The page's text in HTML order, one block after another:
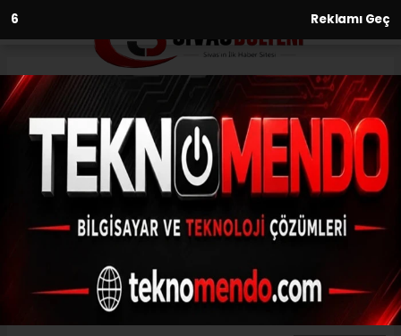
5 Reklamı Geç
Anasayfa
Polis ekiplerinin trafik
denetimleri
ASAYIŞ
- 16:53
Polis ekiplerinin trafik denetimleri